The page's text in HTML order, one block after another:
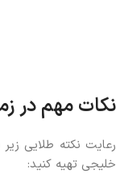
نکات مهم در
رعایت نکته طلایی
خلیجی تهیه کنید: